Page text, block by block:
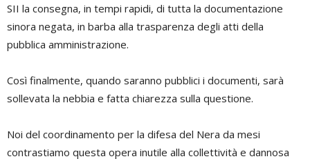
SII la consegna, in tempi rapidi, di tutta la documentazione
sinora negata, in barba alla trasparenza degli atti della
pubblica amministrazione.
Così finalmente, quando saranno pubblici i documenti, sarà
sollevata la nebbia e fatta chiarezza sulla questione.
Noi del coordinamento per la difesa del Nera da mesi
contrastiamo questa opera inutile alla collettività e dannosa